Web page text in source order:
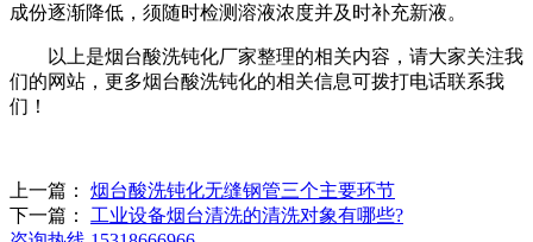
成份逐渐降低，须随时检测溶液浓度并及时补充新液。
以上是烟台酸洗钝化厂家整理的相关内容，请大家关注我
们的网站，更多烟台酸洗钝化的相关信息可拨打电话联系我
们！
上一篇： 烟台酸洗钝化无缝钢管三个主要环节
下一篇： 工业设备烟台清洗的清洗对象有哪些?